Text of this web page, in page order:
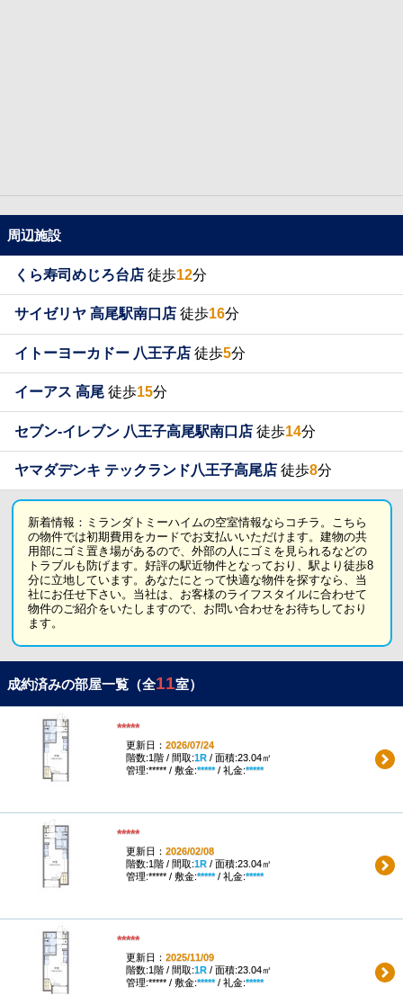
周辺施設
くら寿司めじろ台店 徒歩12分
サイゼリヤ 高尾駅南口店 徒歩16分
イトーヨーカドー 八王子店 徒歩5分
イーアス 高尾 徒歩15分
セブン-イレブン 八王子高尾駅南口店 徒歩14分
ヤマダデンキ テックランド八王子高尾店 徒歩8分
新着情報：ミランダトミーハイムの空室情報ならコチラ。こちら
の物件では初期費用をカードでお支払いいただけます。建物の共
用部にゴミ置き場があるので、外部の人にゴミを見られるなどの
トラブルも防げます。好評の駅近物件となっており、駅より徒歩8
分に立地しています。あなたにとって快適な物件を探すなら、当
社にお任せ下さい。当社は、お客様のライフスタイルに合わせて
物件のご紹介をいたしますので、お問い合わせをお待ちしており
ます。
成約済みの部屋一覧（全11室）
*****
更新日： 2026/07/24
階数:1階 / 間取:1R/ 面積:23.04㎡
管理:***** / 敷金:*****/ 礼金:*****
*****
更新日： 2026/02/08
階数:1階 / 間取:1R/ 面積:23.04㎡
管理:***** / 敷金:*****/ 礼金:*****
*****
更新日： 2025/11/09
階数:1階 / 間取:1R/ 面積:23.04㎡
管理:***** / 敷金:*****/ 礼金:*****